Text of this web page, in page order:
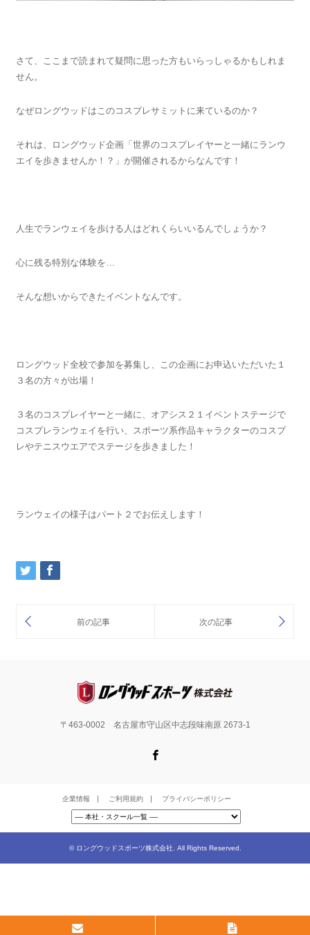
さて、ここまで読まれて疑問に思った方もいらっしゃるかもしれま
せん。
なぜロングウッドはこのコスプレサミットに来ているのか？
それは、ロングウッド企画「世界のコスプレイヤーと一緒にランウ
エイを歩きませんか！？」が開催されるからなんです！
人生でランウェイを歩ける人はどれくらいいるんでしょうか？
心に残る特別な体験を…
そんな想いからできたイベントなんです。
ロングウッド全校で参加を募集し、この企画にお申込いただいた１
３名の方々が出場！
３名のコスプレイヤーと一緒に、オアシス２１イベントステージで
コスプレランウェイを行い、スポーツ系作品キャラクターのコスプ
レやテニスウエアでステージを歩きました！
ランウェイの様子はパート２でお伝えします！
〒463-0002 名古屋市守山区中志段味南原 2673-1
企業情報 ご利用規約 プライバシーポリシー
© ロングウッドスポーツ株式会社. All Rights Reserved.